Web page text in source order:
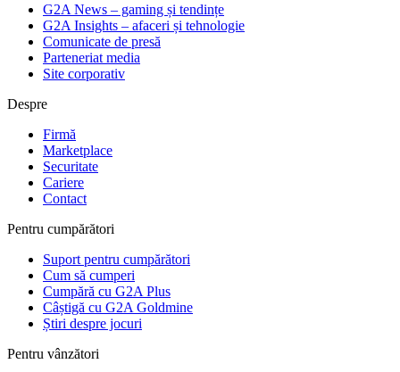
G2A News – gaming și tendințe
G2A Insights – afaceri și tehnologie
Comunicate de presă
Parteneriat media
Site corporativ
Despre
Firmă
Marketplace
Securitate
Cariere
Contact
Pentru cumpărători
Suport pentru cumpărători
Cum să cumperi
Cumpără cu G2A Plus
Câștigă cu G2A Goldmine
Știri despre jocuri
Pentru vânzători